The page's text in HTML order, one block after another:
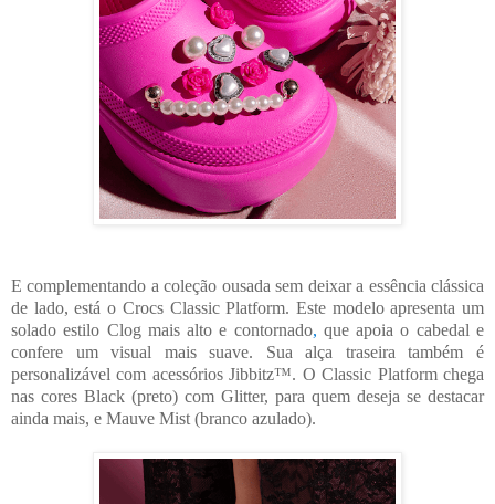
E complementando a coleção ousada sem deixar a essência clássica
de lado, está o Crocs Classic Platform. Este modelo apresenta um
solado estilo Clog mais alto e contornado, que apoia o cabedal e
confere um visual mais suave. Sua alça traseira também é
personalizável com acessórios Jibbitz™. O Classic Platform chega
nas cores Black (preto) com Glitter, para quem deseja se destacar
ainda mais, e Mauve Mist (branco azulado).